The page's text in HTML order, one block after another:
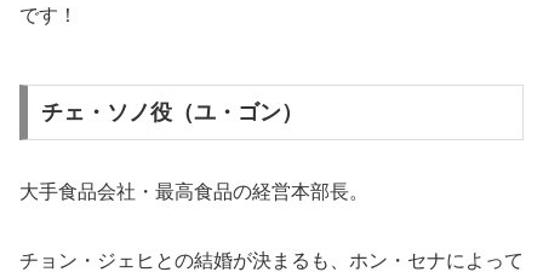
です！
チェ・ソノ役（ユ・ゴン）
大手食品会社・最高食品の経営本部長。
チョン・ジェヒとの結婚が決まるも、ホン・セナによって